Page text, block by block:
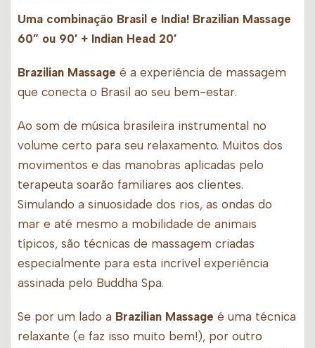
Uma combinação Brasil e India! Brazilian Massage
60” ou 90′ + Indian Head 20′
Brazilian Massage é a experiência de massagem
que conecta o Brasil ao seu bem-estar.
Ao som de música brasileira instrumental no
volume certo para seu relaxamento. Muitos dos
movimentos e das manobras aplicadas pelo
terapeuta soarão familiares aos clientes.
Simulando a sinuosidade dos rios, as ondas do
mar e até mesmo a mobilidade de animais
típicos, são técnicas de massagem criadas
especialmente para esta incrível experiência
assinada pelo Buddha Spa.
Se por um lado a Brazilian Massage é uma técnica
relaxante (e faz isso muito bem!), por outro